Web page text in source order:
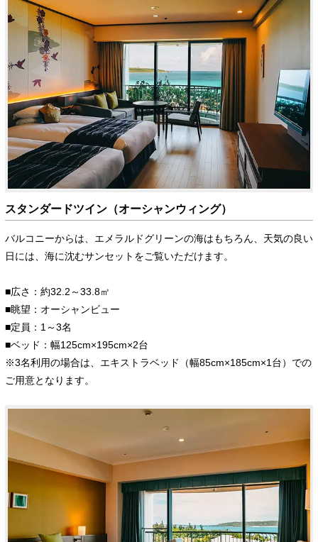
スタンダードツイン（オーシャンウィング）
バルコニーからは、エメラルドグリーンの海はもちろん、天気の良い
日には、海に沈むサンセットをご覧いただけます。
■広さ：約32.2～33.8㎡
■眺望：オーシャンビュー
■定員：1～3名
■ベッド：幅125cm×195cm×2台
※3名利用の場合は、エキストラベッド（幅85cm×185cm×1台）での
ご用意となります。